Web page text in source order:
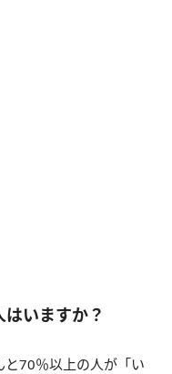
いますか？
と70％以上の人が「い